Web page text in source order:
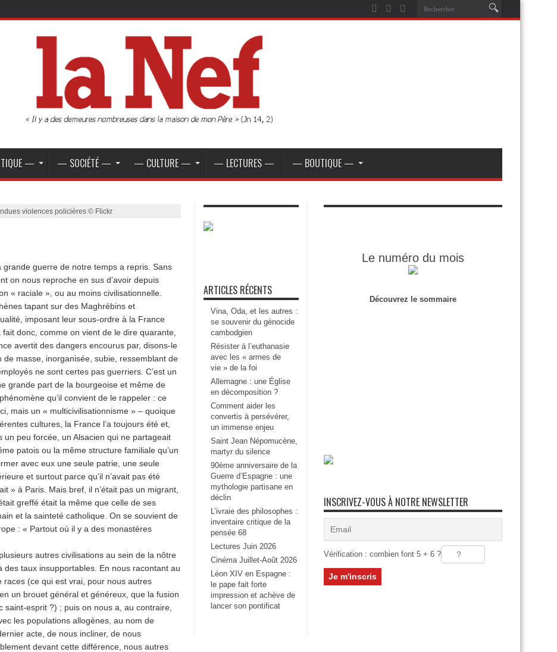
— — SOCIÉTÉ — — CULTURE — — LECTURES — — BOUTIQUE —
violences policières © Flickr
guerre de notre temps a repris. Sans
on nous reproche en sus d’avoir depuis
« raciale », ou au moins civilisationnelle.
tapant sur des Maghrébins et
imposant leur sous-ordre à la France
donc, comme on vient de le dire quarante,
avertit des dangers encourus par, disons-le
de masse, inorganisée, subie, ressemblant de
ne sont certes pas guerriers. C’est un
grande part de la bourgeoise et même de
qu’il convient de le rappeler : ce
mais un « multicivilisationnisme » – quoique
cultures, la France l’a toujours été et,
peu forcée, un Alsacien qui ne partageait
patois ou la même structure familiale qu’un
avec eux une seule patrie, une seule
et surtout parce qu’il n’avait pas été
» à Paris. Mais bref, il n’était pas un migrant,
greffé était la même que celle de ses
et la sainteté catholique. On se souvient de
: « Partout où il y a des monastères
autres civilisations au sein de la nôtre
taux insupportables. En nous racontant au
races (ce qui est vrai, pour nous autres
un brouet général et généreux, que la fusion
esprit ?) ; puis on nous a, au contraire,
les populations allogènes, au nom de
acte, de nous incliner, de nous
devant cette différence, nous autres
ARTICLES RÉCENTS
Vina, Oda, et les autres :
se souvenir du génocide
cambodgien
Résister à l’euthanasie
avec les « armes de
vie » de la foi
Allemagne : une Église
en décomposition ?
Comment aider les
convertis à persévérer,
un immense enjeu
Saint Jean Népomucène,
martyr du silence
90ème anniversaire de la
Guerre d’Espagne : une
mythologie partisane en
déclin
L’ivraie des philosophes :
inventaire critique de la
pensée 68
Lectures Juin 2026
Cinéma Juillet-Août 2026
Léon XIV en Espagne :
le pape fait forte
impression et achève de
lancer son pontificat
Le numéro du mois
Découvrez le sommaire
INSCRIVEZ-VOUS À NOTRE NEWSLETTER
Vérification : combien font 5 + 6 ?